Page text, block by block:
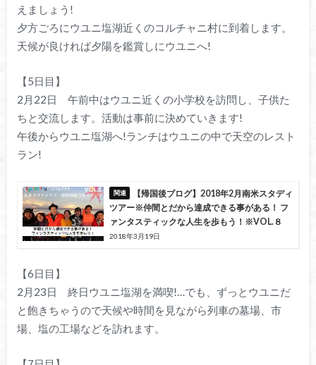
えましょう!
夕方ごろにウユニ塩湖近くのコルチャニ村に到着します。
天候が良ければ夕陽を鑑賞しにウユニへ!
【5日目】
2月22日 午前中はウユニ近くの小学校を訪問し、子供た
ちと交流します。活動は事前に決めていきます!
午後からウユニ塩湖へ!ランチはウユニの中で天空のレスト
ラン!
【帰国後ブログ】2018年2月南米スタディ
ツアー※仲間とだから達成できる事がある！ フ
ァンタスティックな人生を歩もう！※VOL.８
2018年3月19日
【6日目】
2月23日 終日ウユニ塩湖を満喫!…でも、ずっとウユニだ
と飽きちゃうので天候や時間を見ながら列車の墓場、市
場、塩の工場などを訪れます。